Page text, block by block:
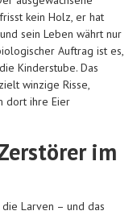
kein Holz, er hat
sein Leben währt nur
Auftrag ist es,
Kinderstube. Das
winzige Risse,
dort ihre Eier
im
Larven – und das